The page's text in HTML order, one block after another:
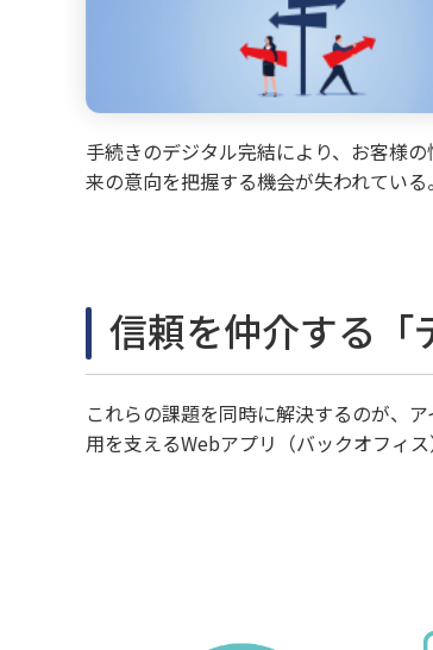
手続きのデジタル完結により、お客様
来の意向を把握する機会が失われている。
信頼を仲介する「
これらの課題を同時に解決するのが、
用を支えるWebアプリ（バックオフィ